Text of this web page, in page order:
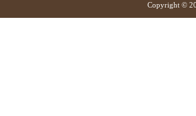
Copyright ©